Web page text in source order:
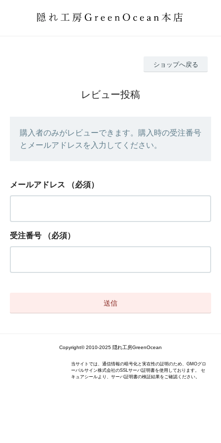
ショップへ戻る
レビュー投稿
購入者のみがレビューできます。購入時の受注番号
とメールアドレスを入力してください。
メールアドレス （必須）
受注番号 （必須）
Copyright© 2010-2025 隠れ工房GreenOcean
当サイトでは、通信情報の暗号化と実在性の証明のため、GMOグロ
ーバルサイン株式会社のSSLサーバ証明書を使用しております。 セ
キュアシールより、サーバ証明書の検証結果をご確認ください。